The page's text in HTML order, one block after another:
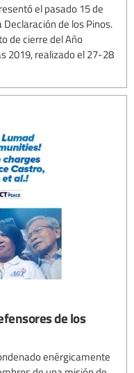
el pasado 15 de
de los Pinos.
de cierre del Año
2019, realizado el 27-28
de los
enérgicamente